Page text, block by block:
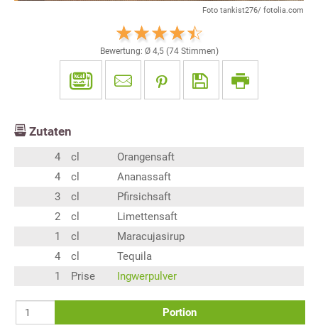
Foto tankist276/ fotolia.com
Bewertung: Ø 4,5(74Stimmen)
Zutaten
4 cl
Orangensaft
4
cl
Ananassaft
3
cl
Pfirsichsaft
2
cl
Limettensaft
1
cl
Maracujasirup
4
cl
Tequila
1
Prise Ingwerpulver
Portion